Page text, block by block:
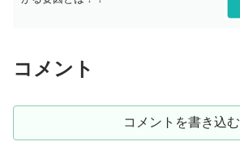
コメント
コメントを書き込む